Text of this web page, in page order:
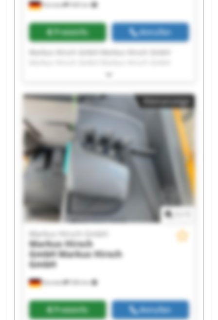
Dorsten 546 km
Preisinfo Anrufen
Markus Hirsch GmbH Markus Hirsch GmbH
Markus Hirsch GmbH Markus Hirsch GmbH
Markus Hirsch GmbH Markus Hirsch GmbH
Markus Hirsch GmbH Markus Hirsch GmbH
Markus Hirsch GmbH Markus Hirsch GmbH
Markus Hirsch GmbH Markus Hirsch GmbH
Kleinanzeige
Dorsten 546 km
Markus Hirsch GmbH
Markus Hirsch
GmbH Markus Hirsch
GmbH
Preisinfo Anrufen